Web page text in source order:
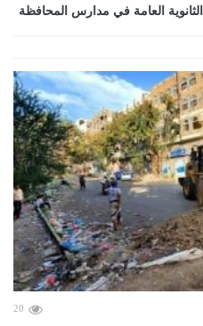
العامة في مدارس المحافظة
20